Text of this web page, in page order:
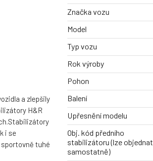
a zlepšily
H&R
i se
tuhé
Značka vozu
Model
Typ vozu
Rok výroby
Pohon
Balení
Upřesnění modelu
Obj. kód předního
stabilizátoru (lze objednat
samostatně)